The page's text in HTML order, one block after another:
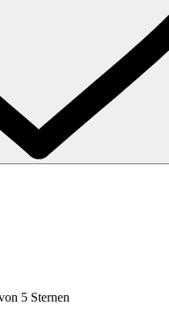
5 Sternen